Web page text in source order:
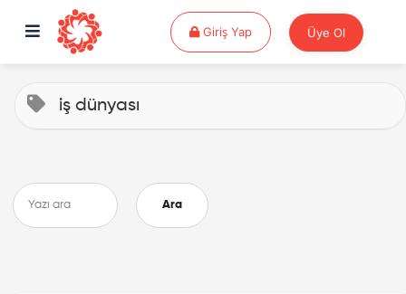
Giriş YapGiriş Yap Üye Ol
iş dünyası
Ara